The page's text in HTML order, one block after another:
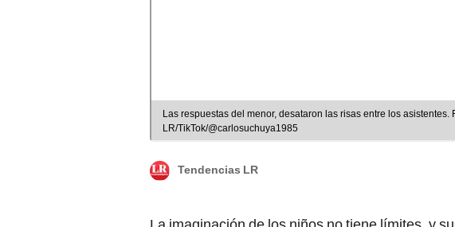
Las respuestas del menor, desataron las risas entre los asistentes.
LR/TikTok/@carlosuchuya1985
Tendencias LR